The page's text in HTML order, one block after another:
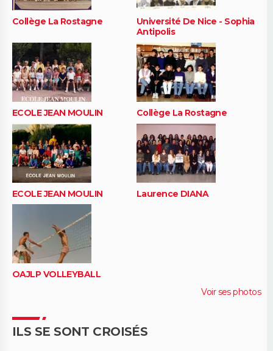
Collège La Rostagne
Université De Nice - Sophia
Antipolis
ECOLE JEAN MOULIN Collège La Rostagne
ECOLE JEAN MOULIN Laurence DIANA
OAJLP VOLLEYBALL
Voir ses photos
ILS SE SONT CROISÉS